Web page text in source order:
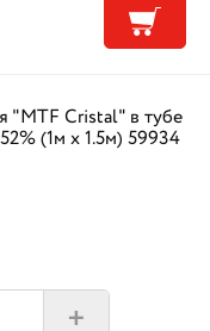
"MTF Cristal" в тубе
(1м х 1.5м) 59934
+